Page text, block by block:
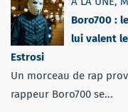
Boro700 :
lui valent
Estrosi
Un morceau de rap
rappeur Boro700 se...